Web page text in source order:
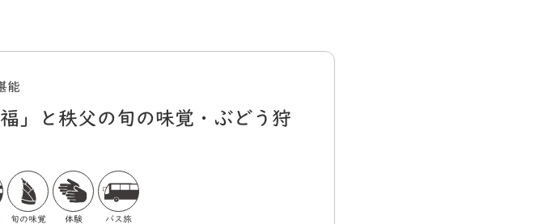
能
」と秩父の旬の味覚・ぶどう狩
旬の味覚 体験 バス旅